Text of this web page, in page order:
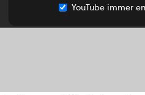
YouTube immer